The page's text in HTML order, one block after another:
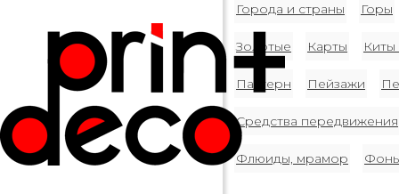
Города и страны Горы
Золотые Карты
Паттерн Пейзажи
Средства передвижения
Флюиды, мрамор